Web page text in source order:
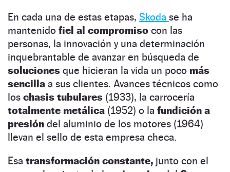
En cada una de estas etapas, Skoda se ha
mantenido fiel al compromiso con las
personas, la innovación y una determinación
inquebrantable de avanzar en búsqueda de
soluciones que hicieran la vida un poco más
sencilla a sus clientes. Avances técnicos como
los chasis tubulares (1933), la carrocería
totalmente metálica (1952) o la fundición a
presión del aluminio de los motores (1964)
llevan el sello de esta empresa checa.
Esa transformación constante, junto con el